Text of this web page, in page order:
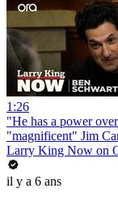
1:26
"He has a power
"magnificent" Jim
Larry King Now on
il y a 6 ans